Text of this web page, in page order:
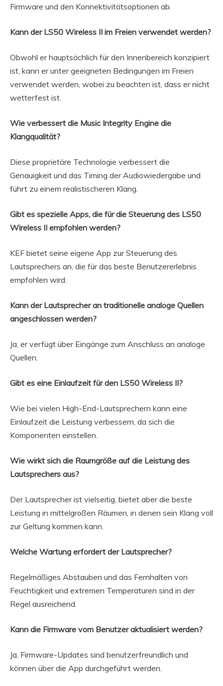
Firmware und den Konnektivitätsoptionen ab.
Kann der LS50 Wireless II im Freien verwendet werden?
Obwohl er hauptsächlich für den Innenbereich konzipiert
ist, kann er unter geeigneten Bedingungen im Freien
verwendet werden, wobei zu beachten ist, dass er nicht
wetterfest ist.
Wie verbessert die Music Integrity Engine die
Klangqualität?
Diese proprietäre Technologie verbessert die
Genauigkeit und das Timing der Audiowiedergabe und
führt zu einem realistischeren Klang.
Gibt es spezielle Apps, die für die Steuerung des LS50
Wireless II empfohlen werden?
KEF bietet seine eigene App zur Steuerung des
Lautsprechers an, die für das beste Benutzererlebnis
empfohlen wird.
Kann der Lautsprecher an traditionelle analoge Quellen
angeschlossen werden?
Ja, er verfügt über Eingänge zum Anschluss an analoge
Quellen.
Gibt es eine Einlaufzeit für den LS50 Wireless II?
Wie bei vielen High-End-Lautsprechern kann eine
Einlaufzeit die Leistung verbessern, da sich die
Komponenten einstellen.
Wie wirkt sich die Raumgröße auf die Leistung des
Lautsprechers aus?
Der Lautsprecher ist vielseitig, bietet aber die beste
Leistung in mittelgroßen Räumen, in denen sein Klang voll
zur Geltung kommen kann.
Welche Wartung erfordert der Lautsprecher?
Regelmäßiges Abstauben und das Fernhalten von
Feuchtigkeit und extremen Temperaturen sind in der
Regel ausreichend.
Kann die Firmware vom Benutzer aktualisiert werden?
Ja, Firmware-Updates sind benutzerfreundlich und
können über die App durchgeführt werden.